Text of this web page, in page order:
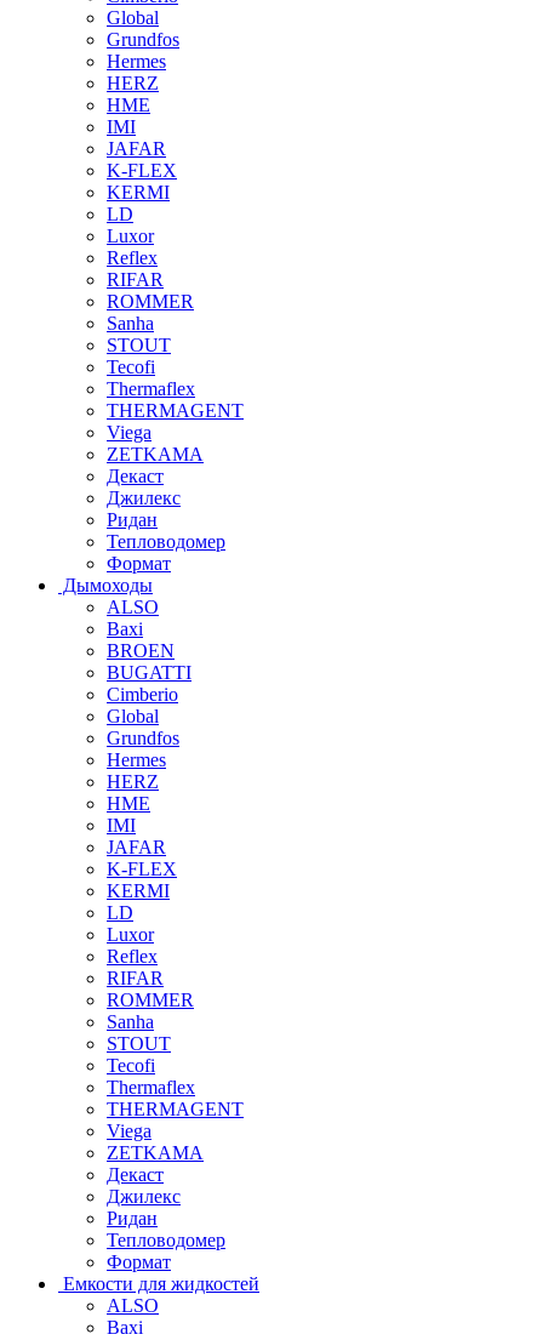
Global
Grundfos
Hermes
HERZ
HME
IMI
JAFAR
K-FLEX
KERMI
LD
Luxor
Reflex
RIFAR
ROMMER
Sanha
STOUT
Tecofi
Thermaflex
THERMAGENT
Viega
ZETKAMA
Декаст
Джилекс
Ридан
Тепловодомер
Формат
Дымоходы
ALSO
Baxi
BROEN
BUGATTI
Cimberio
Global
Grundfos
Hermes
HERZ
HME
IMI
JAFAR
K-FLEX
KERMI
LD
Luxor
Reflex
RIFAR
ROMMER
Sanha
STOUT
Tecofi
Thermaflex
THERMAGENT
Viega
ZETKAMA
Декаст
Джилекс
Ридан
Тепловодомер
Формат
Емкости для жидкостей
ALSO
Baxi